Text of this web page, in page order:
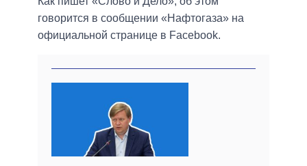
говорится в сообщении «Нафтогаза» на
официальной странице в Facebook.